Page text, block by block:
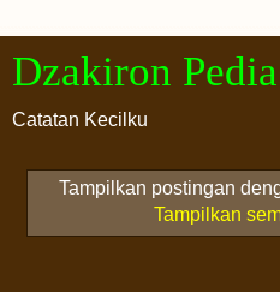
Dzakiron Pedia
Catatan Kecilku
Tampilkan postingan
Tampilkan